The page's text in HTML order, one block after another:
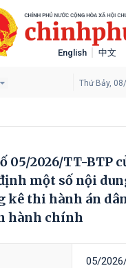
English 中文
Thứ Bảy,
05/2026/TT-BTP
một số nội
kê thi hành án
hành chính
05/